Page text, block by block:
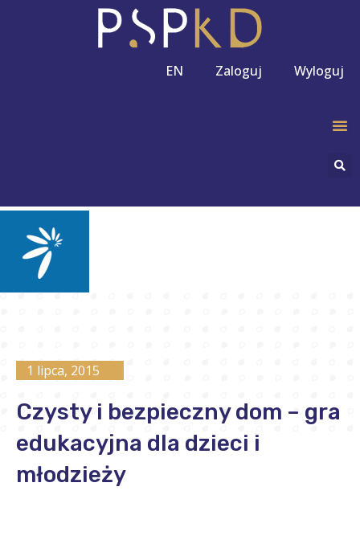
EN Zaloguj Wyloguj
1 lipca, 2015
Czysty i bezpieczny dom – gra
edukacyjna dla dzieci i
młodzieży